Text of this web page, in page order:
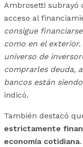
Ambrosetti subrayó
acceso al
consigue
como en el exterior.
universo de
comprarles deuda,
bancos están
indicó.
También destacó
estrictamente
economía cotidiana.